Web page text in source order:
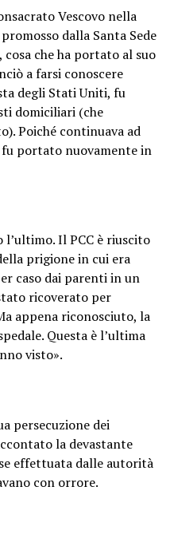
Vescovo nella
dalla Santa Sede
cosa che ha portato al suo
a farsi conoscere
degli Stati Uniti, fu
domiciliari (che
Poiché continuava ad
portato nuovamente in
Il PCC è riuscito
prigione in cui era
caso dai parenti in un
ricoverato per
appena riconosciuto, la
Questa è l’ultima
visto».
persecuzione dei
la devastante
effettuata dalle autorità
con orrore.